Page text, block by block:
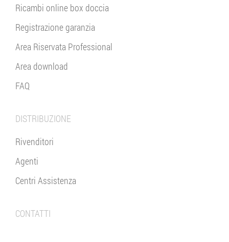
Ricambi online box doccia
Registrazione garanzia
Area Riservata Professional
Area download
FAQ
DISTRIBUZIONE
Rivenditori
Agenti
Centri Assistenza
CONTATTI